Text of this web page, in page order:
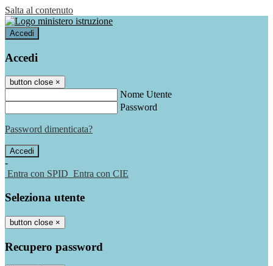
Salta al contenuto
Accedi
Accedi
button close ×
Nome Utente
Password
Password dimenticata?
-
Entra con SPID Entra con CIE
Seleziona utente
button close ×
Recupero password